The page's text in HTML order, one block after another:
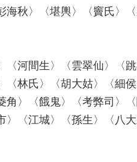
秋〉〈堪輿〉〈竇氏〉〈
〈河間生〉〈雲翠仙〉〈
林氏〉〈胡大姑〉〈細
角〉〈餓鬼〉〈考弊司〉
〈江城〉〈孫生〉〈八大